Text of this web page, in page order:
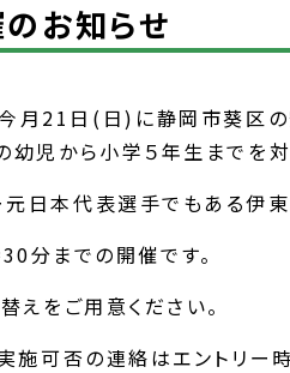
お知らせ
今月21日(日)に静岡市葵区
児から小学５年生までを
日本代表選手でもある伊東
分までの開催です。
えをご用意ください。
施可否の連絡はエントリー